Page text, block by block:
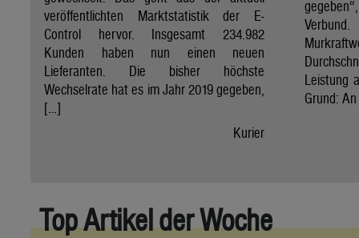
veröffentlichten Marktstatistik der E-
Control hervor. Insgesamt 234.982
Kunden haben nun einen neuen
Lieferanten. Die bisher höchste
Wechselrate hat es im Jahr 2019 gegeben,
[…]
Kurier
Leistung
Grund:
Top Artikel der Woche